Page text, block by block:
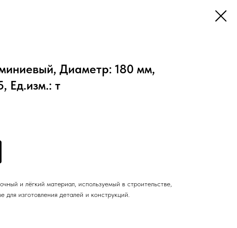
Диаметр: 180 мм,
Ед.изм.: т
и лёгкий материал, используемый в строительстве,
изготовления деталей и конструкций.